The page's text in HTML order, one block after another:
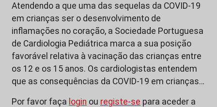
Atendendo a que uma das sequelas da COVID-19
em crianças ser o desenvolvimento de
inflamações no coração, a Sociedade Portuguesa
de Cardiologia Pediátrica marca a sua posição
favorável relativa à vacinação das crianças entre
os 12 e os 15 anos. Os cardiologistas entendem
que as consequências da COVID-19 em crianças…
Por favor faça login ou registe-se para aceder a